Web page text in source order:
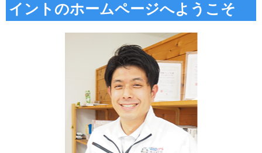
イントのホームページへようこそ